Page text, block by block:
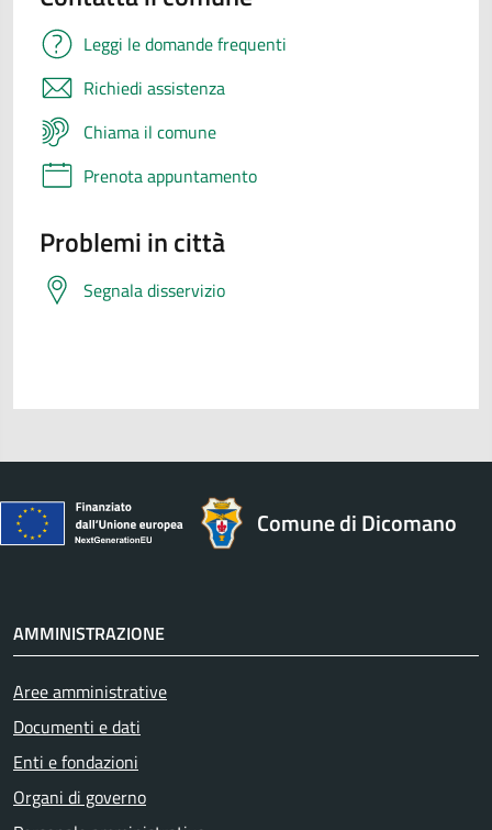
Leggi le domande frequenti
Richiedi assistenza
Chiama il comune
Prenota appuntamento
Problemi in città
Segnala disservizio
Comune di Dicomano
AMMINISTRAZIONE
Aree amministrative
Documenti e dati
Enti e fondazioni
Organi di governo